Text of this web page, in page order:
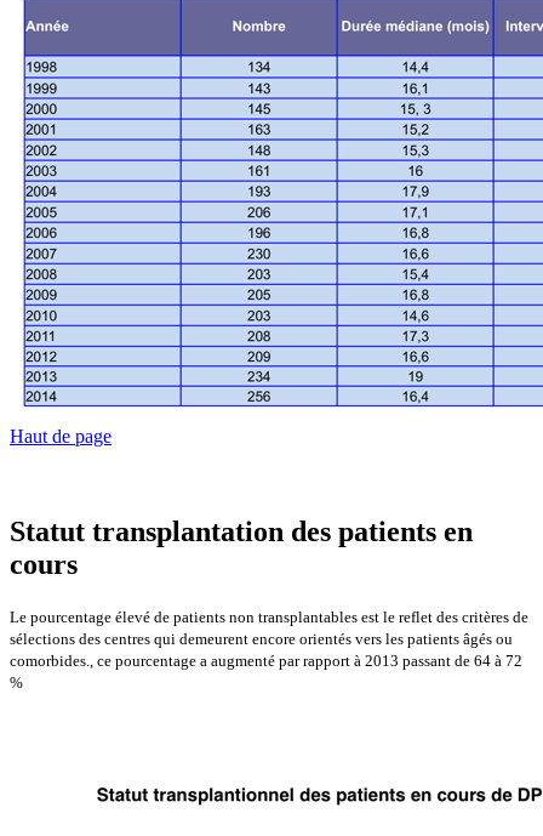
Haut de page
Statut transplantation des patients en
cours
Le pourcentage élevé de patients non transplantables est le reflet des critères de
sélections des centres qui demeurent encore orientés vers les patients âgés ou
comorbides., ce pourcentage a augmenté par rapport à 2013 passant de 64 à 72
%